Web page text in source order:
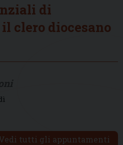
di
clero diocesano
tutti gli appuntamenti